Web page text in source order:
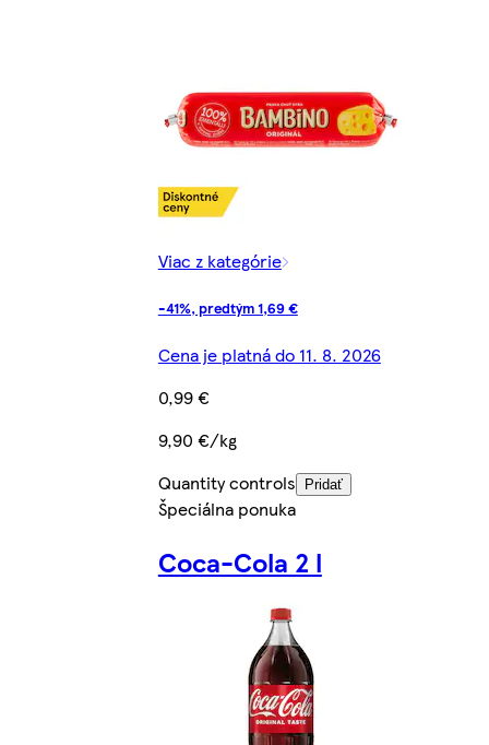
Viac z kategórie
-41%, predtým 1,69 €
Cena je platná do 11. 8. 2026
0,99 €
9,90 €/kg
Quantity controls
Pridať
Špeciálna ponuka
Coca-Cola 2 l